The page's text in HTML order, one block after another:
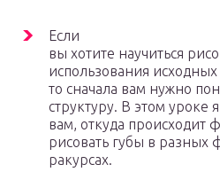
Если
вы хотите научиться
использования
то сначала вам нужно
структуру. В этом уроке
вам, откуда происходит
рисовать губы в разных
ракурсах.